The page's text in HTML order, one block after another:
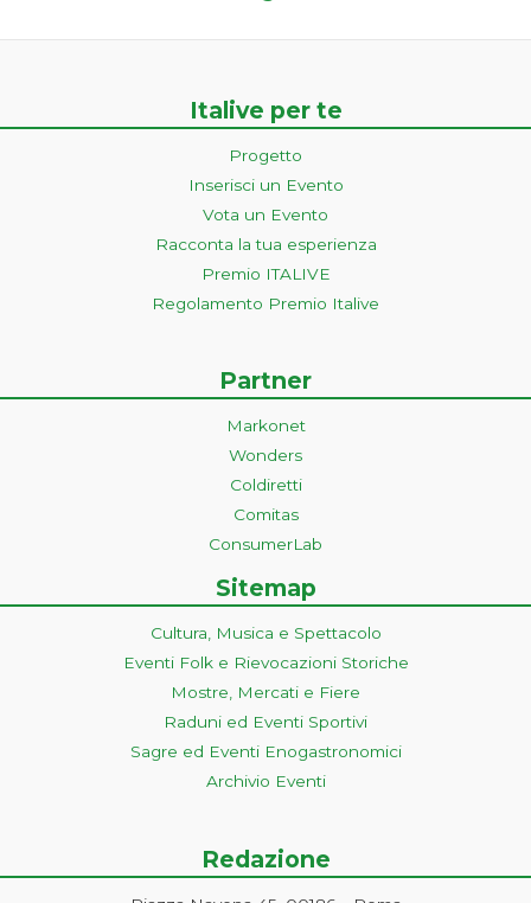
Italive per te
Progetto
Inserisci un Evento
Vota un Evento
Racconta la tua esperienza
Premio ITALIVE
Regolamento Premio Italive
Partner
Markonet
Wonders
Coldiretti
Comitas
ConsumerLab
Sitemap
Cultura, Musica e Spettacolo
Eventi Folk e Rievocazioni Storiche
Mostre, Mercati e Fiere
Raduni ed Eventi Sportivi
Sagre ed Eventi Enogastronomici
Archivio Eventi
Redazione